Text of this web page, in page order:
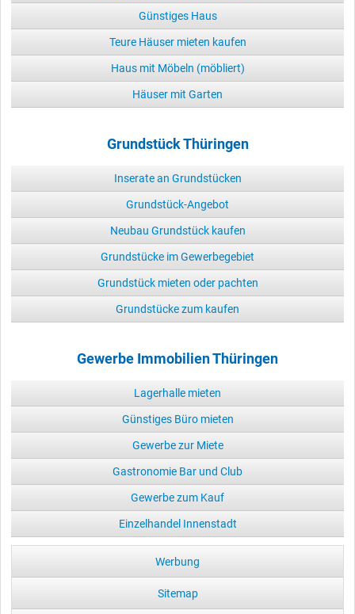
Günstiges Haus
Teure Häuser mieten kaufen
Haus mit Möbeln (möbliert)
Häuser mit Garten
Grundstück Thüringen
Inserate an Grundstücken
Grundstück-Angebot
Neubau Grundstück kaufen
Grundstücke im Gewerbegebiet
Grundstück mieten oder pachten
Grundstücke zum kaufen
Gewerbe Immobilien Thüringen
Lagerhalle mieten
Günstiges Büro mieten
Gewerbe zur Miete
Gastronomie Bar und Club
Gewerbe zum Kauf
Einzelhandel Innenstadt
Werbung
Sitemap